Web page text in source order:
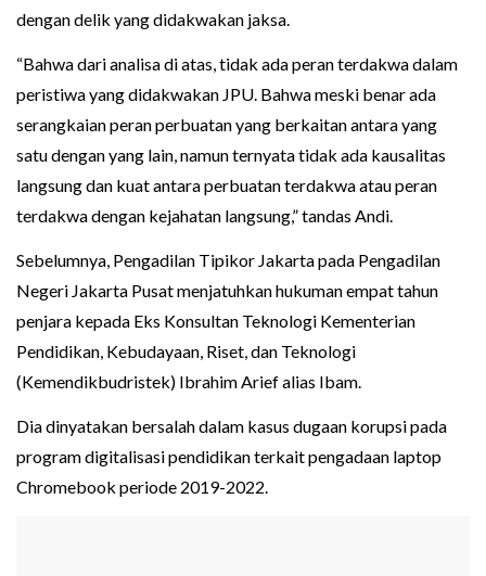
dengan delik yang didakwakan jaksa.
“Bahwa dari analisa di atas, tidak ada peran terdakwa dalam
peristiwa yang didakwakan JPU. Bahwa meski benar ada
serangkaian peran perbuatan yang berkaitan antara yang
satu dengan yang lain, namun ternyata tidak ada kausalitas
langsung dan kuat antara perbuatan terdakwa atau peran
terdakwa dengan kejahatan langsung,” tandas Andi.
Sebelumnya, Pengadilan Tipikor Jakarta pada Pengadilan
Negeri Jakarta Pusat menjatuhkan hukuman empat tahun
penjara kepada Eks Konsultan Teknologi Kementerian
Pendidikan, Kebudayaan, Riset, dan Teknologi
(Kemendikbudristek) Ibrahim Arief alias Ibam.
Dia dinyatakan bersalah dalam kasus dugaan korupsi pada
program digitalisasi pendidikan terkait pengadaan laptop
Chromebook periode 2019-2022.